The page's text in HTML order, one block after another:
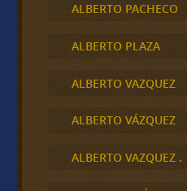
ALBERTO PACHECO
ALBERTO PLAZA
ALBERTO VAZQUEZ
ALBERTO VÁZQUEZ
ALBERTO VAZQUEZ .